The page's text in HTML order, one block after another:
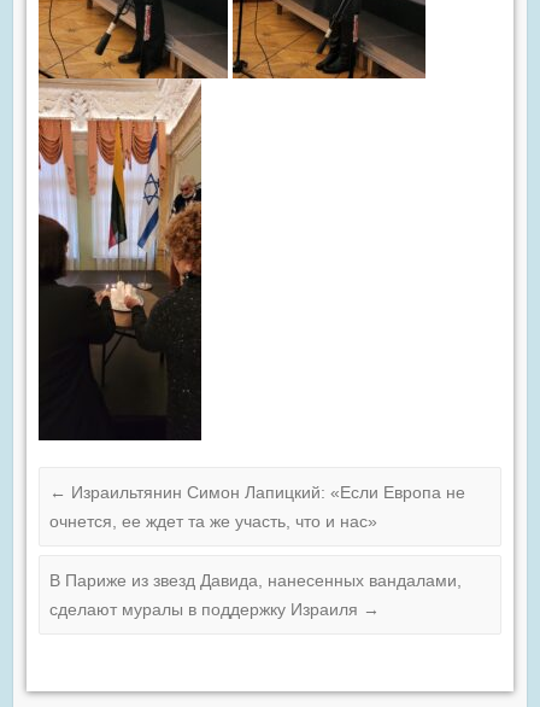
← Израильтянин Симон Лапицкий: «Если Европа не
очнется, ее ждет та же участь, что и нас»
В Париже из звезд Давида, нанесенных вандалами,
сделают муралы в поддержку Израиля →